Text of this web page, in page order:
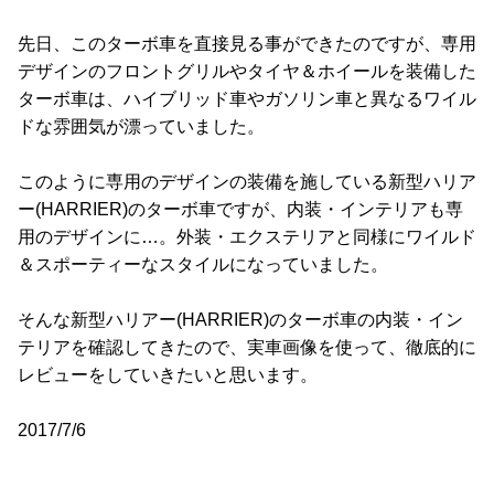
先日、このターボ車を直接見る事ができたのですが、専用
デザインのフロントグリルやタイヤ＆ホイールを装備した
ターボ車は、ハイブリッド車やガソリン車と異なるワイル
ドな雰囲気が漂っていました。
このように専用のデザインの装備を施している新型ハリア
ー(HARRIER)のターボ車ですが、内装・インテリアも専
用のデザインに…。外装・エクステリアと同様にワイルド
＆スポーティーなスタイルになっていました。
そんな新型ハリアー(HARRIER)のターボ車の内装・イン
テリアを確認してきたので、実車画像を使って、徹底的に
レビューをしていきたいと思います。
2017/7/6